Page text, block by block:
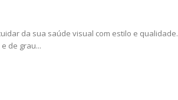
da sua saúde visual com estilo e qualidade.
de grau...